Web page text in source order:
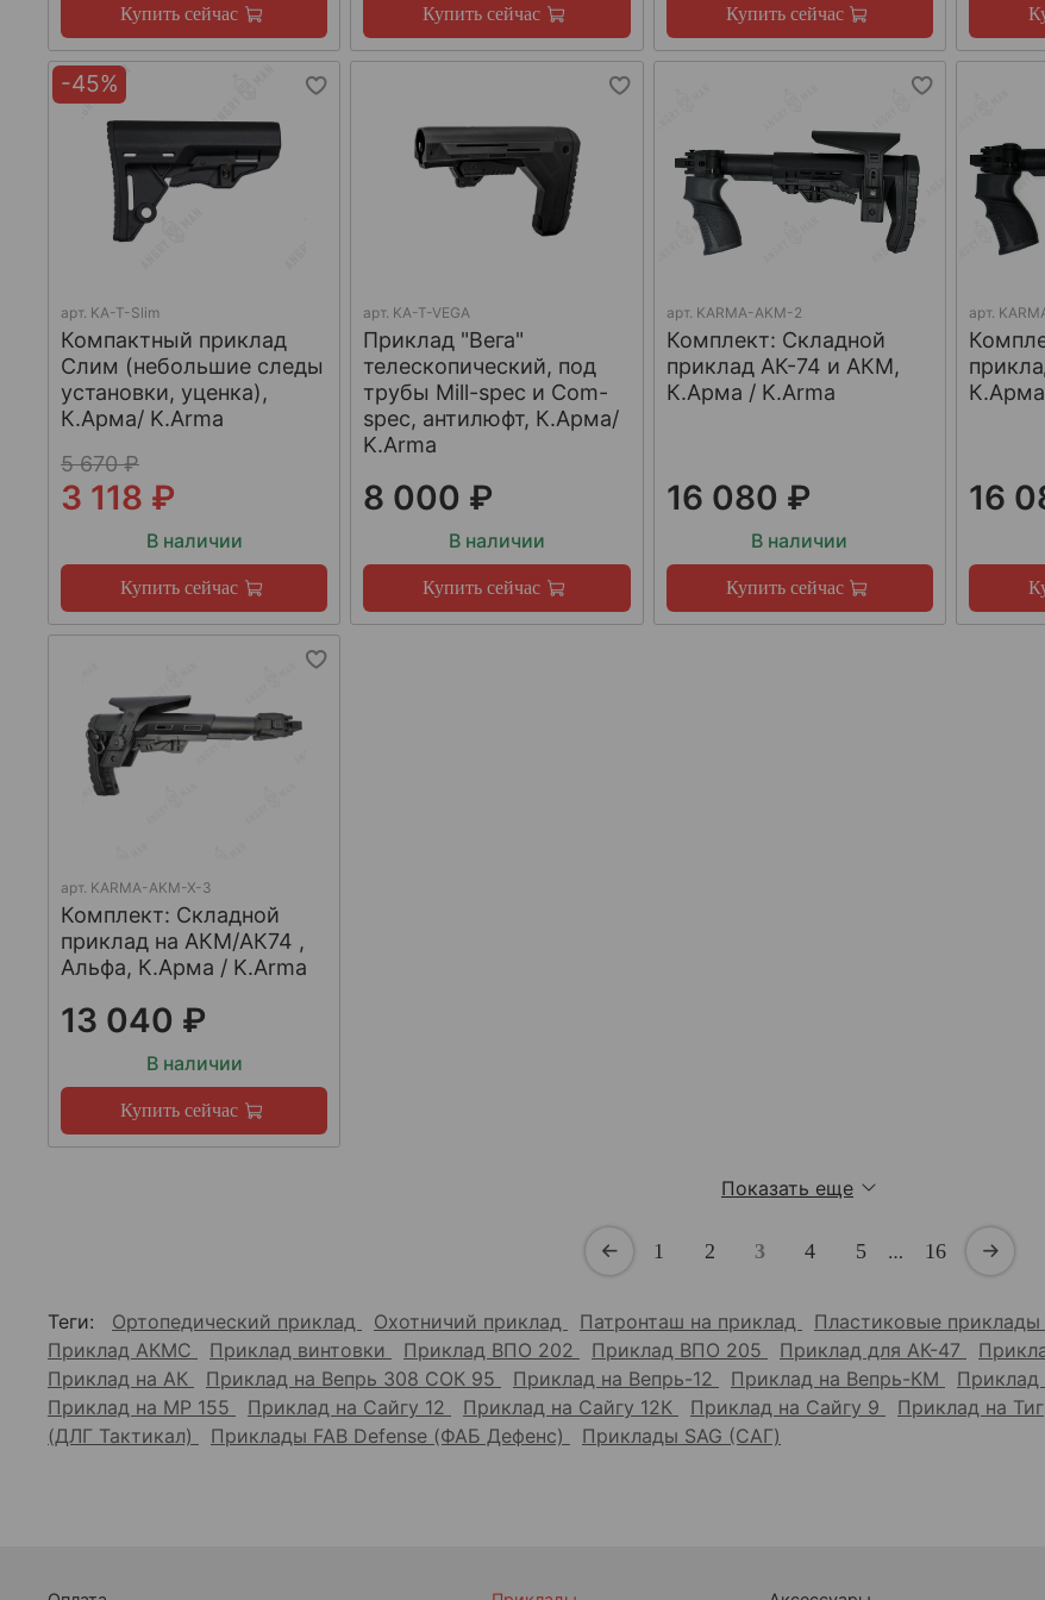
Купить сейчас Купить сейчас Купить сейчас
-45%
арт. KA-T-Slim
Компактный приклад
Слим (небольшие следы
установки, уценка),
К.Арма/ K.Arma
5 670 ₽
3 118 ₽
В наличии
Купить сейчас
арт. KA-T-VEGA
Приклад "Вега"
телескопический, под
трубы Mill-spec и Com-
spec, антилюфт, К.Арма/
K.Arma
8 000 ₽
В наличии
Купить сейчас
арт. KARMA-AKM-2
Комплект: Cкладной
приклад АК-74 и АКМ,
К.Арма / K.Arma
16 080 ₽
В наличии
Купить сейчас
арт.
16
арт. KARMA-AKM-X-3
Комплект: Складной
приклад на АКМ/АК74 ,
Альфа, К.Арма / K.Arma
13 040 ₽
В наличии
Купить сейчас
Показать еще
1 2 3 4 5 … 16
Теги: Ортопедический приклад Охотничий приклад Патронташ на приклад Пластиковые приклады
Приклад АКМС
Приклад винтовки Приклад ВПО 202 Приклад ВПО 205 Приклад для АК-47
Приклад на АК
Приклад на Вепрь 308 СОК 95 Приклад на Вепрь-12 Приклад на Вепрь-КМ
Приклад на МР 155
Приклад на Сайгу 12 Приклад на Сайгу 12К Приклад на Сайгу 9 Приклад на
(ДЛГ Тактикал)
Приклады FAB Defense (ФАБ Дефенс) Приклады SAG (САГ)